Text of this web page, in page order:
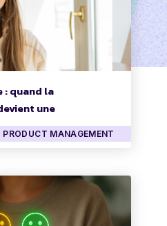
: quand la
une
PRODUCT MANAGEMENT